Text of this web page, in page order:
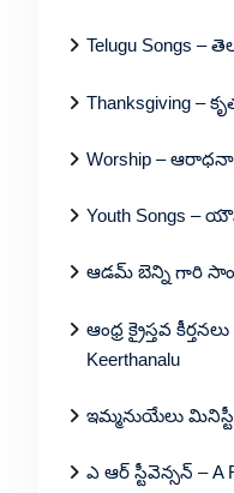
Telugu Songs –
Thanksgiving –
Worship –
Youth Songs –
ఆడమ్ బెన్ని గారి
ఆంధ్ర క్రైస్తవ
Keerthanalu
ఇమ్మనుయేలు
ఎ ఆర్ స్టీవెన్సన్ – A